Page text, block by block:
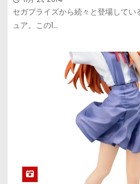
セガプライズから続々と登場してい
ュア。この1…